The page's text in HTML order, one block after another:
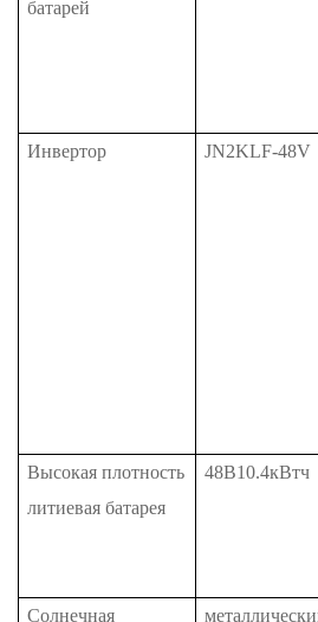
батарей
Инвертор
JN2KLF-48V
Высокая плотность
литиевая батарея
48В10.4кВтч
Солнечная